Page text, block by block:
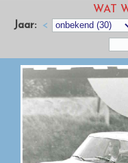
WAT
Jaar: <